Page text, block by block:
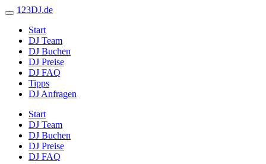
123DJ.de
Start
DJ Team
DJ Buchen
DJ Preise
DJ FAQ
Tipps
DJ Anfragen
Start
DJ Team
DJ Buchen
DJ Preise
DJ FAQ